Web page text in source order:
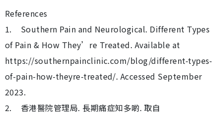
References
1. Southern Pain and Neurological. Different Types
of Pain & How They’re Treated. Available at
https://southernpainclinic.com/blog/different-types-
of-pain-how-theyre-treated/. Accessed September
2023.
2. 香港醫院管理局. 長期痛症知多啲. 取自